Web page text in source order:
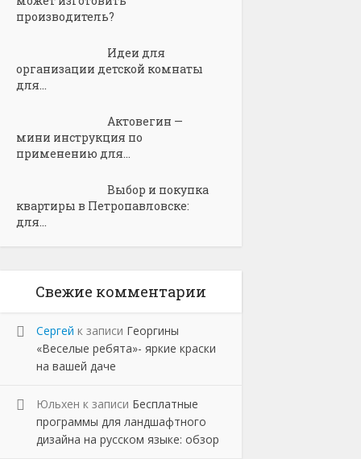
производитель?
Идеи для
организации детской комнаты
для...
Актовегин —
мини инструкция по
применению для...
Выбор и покупка
квартиры в Петропавловске:
для...
Свежие комментарии
Сергей к записи Георгины
«Веселые ребята»- яркие краски
на вашей даче
Юльхен к записи Бесплатные
программы для ландшафтного
дизайна на русском языке: обзор